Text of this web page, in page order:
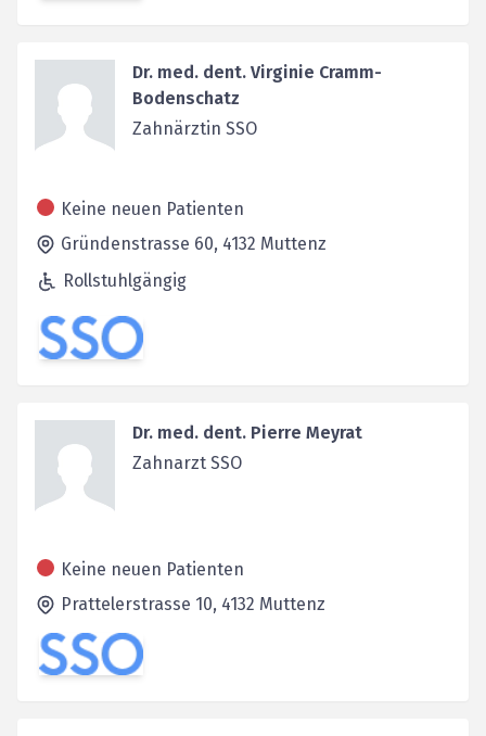
Dr. med. dent. Virginie Cramm-
Bodenschatz
Zahnärztin SSO
Keine neuen Patienten
Gründenstrasse 60, 4132 Muttenz
Rollstuhlgängig
Dr. med. dent. Pierre Meyrat
Zahnarzt SSO
Keine neuen Patienten
Prattelerstrasse 10, 4132 Muttenz